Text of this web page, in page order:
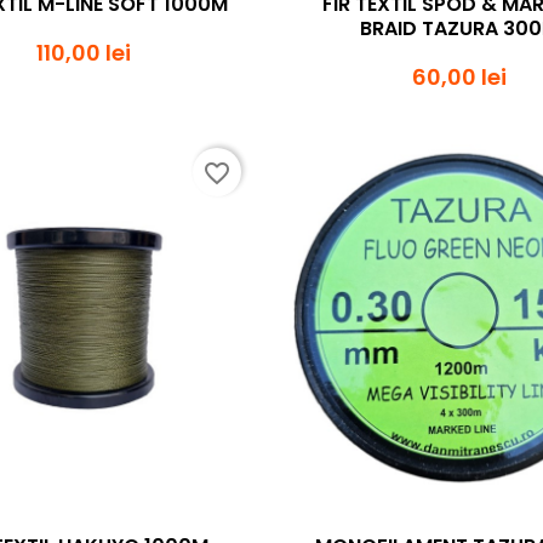
110,00 lei
BRAID TAZURA
60,00 lei
favorite_border